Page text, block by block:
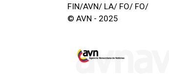
FIN/AVN/ LA/ FO/ FO/
© AVN - 2025